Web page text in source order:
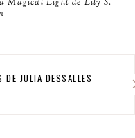
Magical Light de Lily S.
DE JULIA DESSALLES